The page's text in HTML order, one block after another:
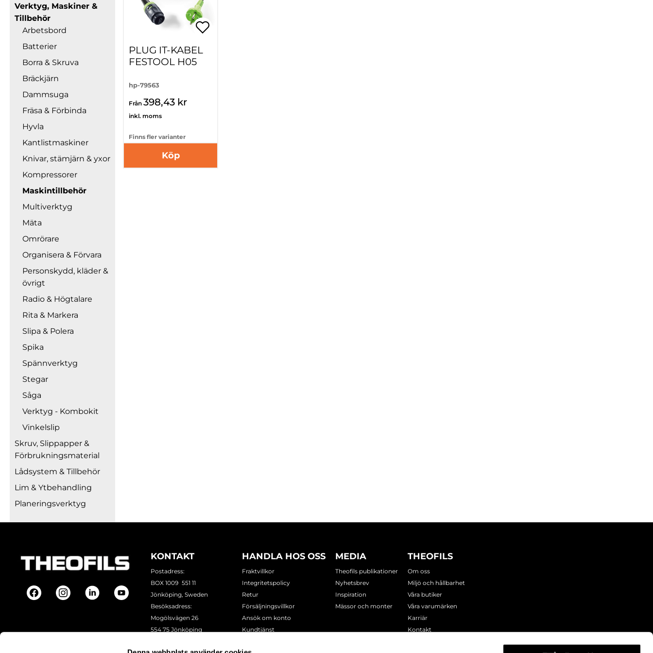
Verktyg, Maskiner &
Tillbehör
Arbetsbord
Batterier
Borra & Skruva
Bräckjärn
Dammsuga
Fräsa & Förbinda
Hyvla
Kantlistmaskiner
Knivar, stämjärn & yxor
Kompressorer
Maskintillbehör
Multiverktyg
Mäta
Omrörare
Organisera & Förvara
Personskydd, kläder &
övrigt
Radio & Högtalare
Rita & Markera
Slipa & Polera
Spika
Spännverktyg
Stegar
Såga
Verktyg - Kombokit
Vinkelslip
Skruv, Slippapper &
Förbrukningsmaterial
Lådsystem & Tillbehör
Lim & Ytbehandling
Planeringsverktyg
PLUG IT-KABEL
FESTOOL H05
hp-79563
Från 398,43 kr
inkl. moms
Finns fler varianter
Köp
KONTAKT
Postadress:
BOX 1009 551 11
Jönköping, Sweden
Besöksadress:
Mogölsvägen 26
554 75 Jönköping
HANDLA HOS OSS
Fraktvillkor
Integritetspolicy
Retur
Försäljningsvillkor
Ansök om konto
Kundtjänst
MEDIA
Theofils publikationer
Nyhetsbrev
Inspiration
Mässor och monter
THEOFILS
Om oss
Miljö och hållbarhet
Våra butiker
Våra varumärken
Karriär
Kontakt